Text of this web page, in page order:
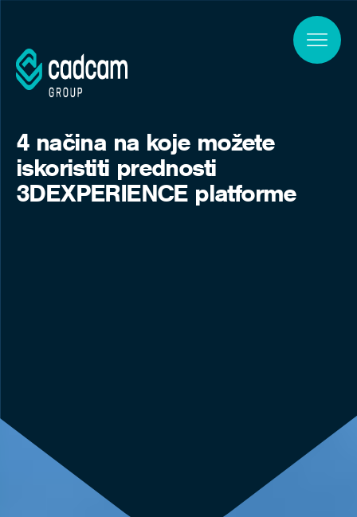
4 načina na koje možete
iskoristiti prednosti
3DEXPERIENCE platforme